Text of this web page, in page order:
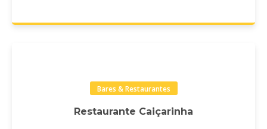
Bares & Restaurantes
Restaurante Caiçarinha